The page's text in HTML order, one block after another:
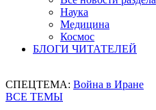
Наука
Медицина
Космос
БЛОГИ ЧИТАТЕЛЕЙ
СПЕЦТЕМА: Война в Иране
ВСЕ ТЕМЫ